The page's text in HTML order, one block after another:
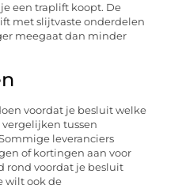
een traplift koopt. De
met slijtvaste onderdelen
meegaat dan minder
voordat je besluit welke
tussen
leveranciers
of kortingen aan voor
rond voordat je besluit
wilt ook de